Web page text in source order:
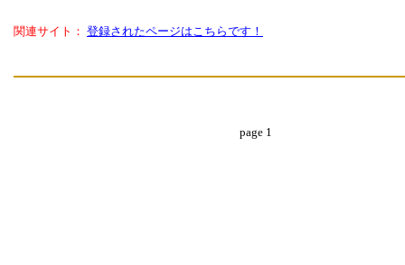
関連サイト： 登録されたページはこちらです！
page 1